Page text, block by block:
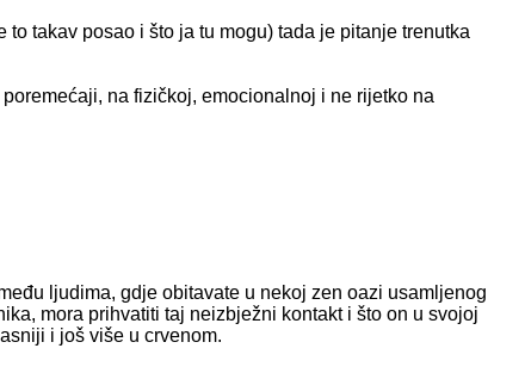
takav posao i što ja tu mogu) tada je pitanje trenutka
na fizičkoj, emocionalnoj i ne rijetko na
ljudima, gdje obitavate u nekoj zen oazi usamljenog
mora prihvatiti taj neizbježni kontakt i što on u svojoj
i još više u crvenom.